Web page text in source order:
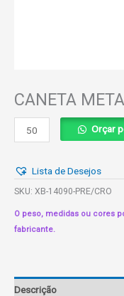
CANETA
CANETA
METAL
PRETO
quantidade
Orçar
Lista de Desejos
SKU: XB-14090-PRE/CRO
O peso, medidas ou cores
fabricante.
Descrição